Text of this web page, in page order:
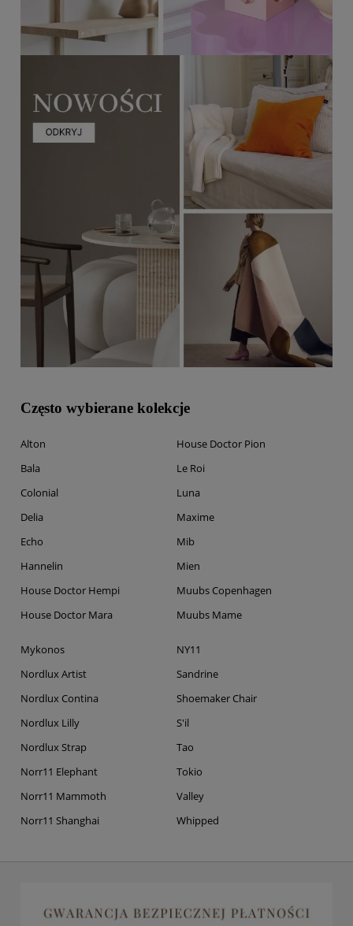
Często wybierane kolekcje
Alton
Bala
Colonial
Delia
Echo
Hannelin
House Doctor Hempi
House Doctor Mara
House Doctor Pion
Le Roi
Luna
Maxime
Mib
Mien
Muubs Copenhagen
Muubs Mame
Mykonos
Nordlux Artist
Nordlux Contina
Nordlux Lilly
Nordlux Strap
Norr11 Elephant
Norr11 Mammoth
Norr11 Shanghai
NY11
Sandrine
Shoemaker Chair
S'il
Tao
Tokio
Valley
Whipped